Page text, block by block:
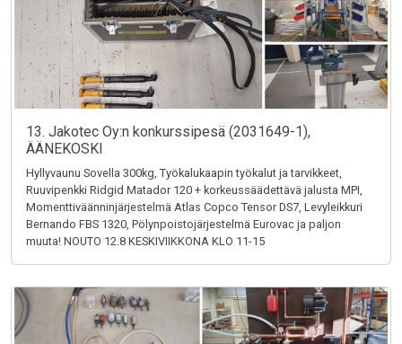
13. Jakotec Oy:n konkurssipesä (2031649-1),
ÄÄNEKOSKI
Hyllyvaunu Sovella 300kg, Työkalukaapin työkalut ja tarvikkeet,
Ruuvipenkki Ridgid Matador 120 + korkeussäädettävä jalusta MPI,
Momenttiväänninjärjestelmä Atlas Copco Tensor DS7, Levyleikkuri
Bernando FBS 1320, Pölynpoistojärjestelmä Eurovac ja paljon
muuta! NOUTO 12.8 KESKIVIIKKONA KLO 11-15